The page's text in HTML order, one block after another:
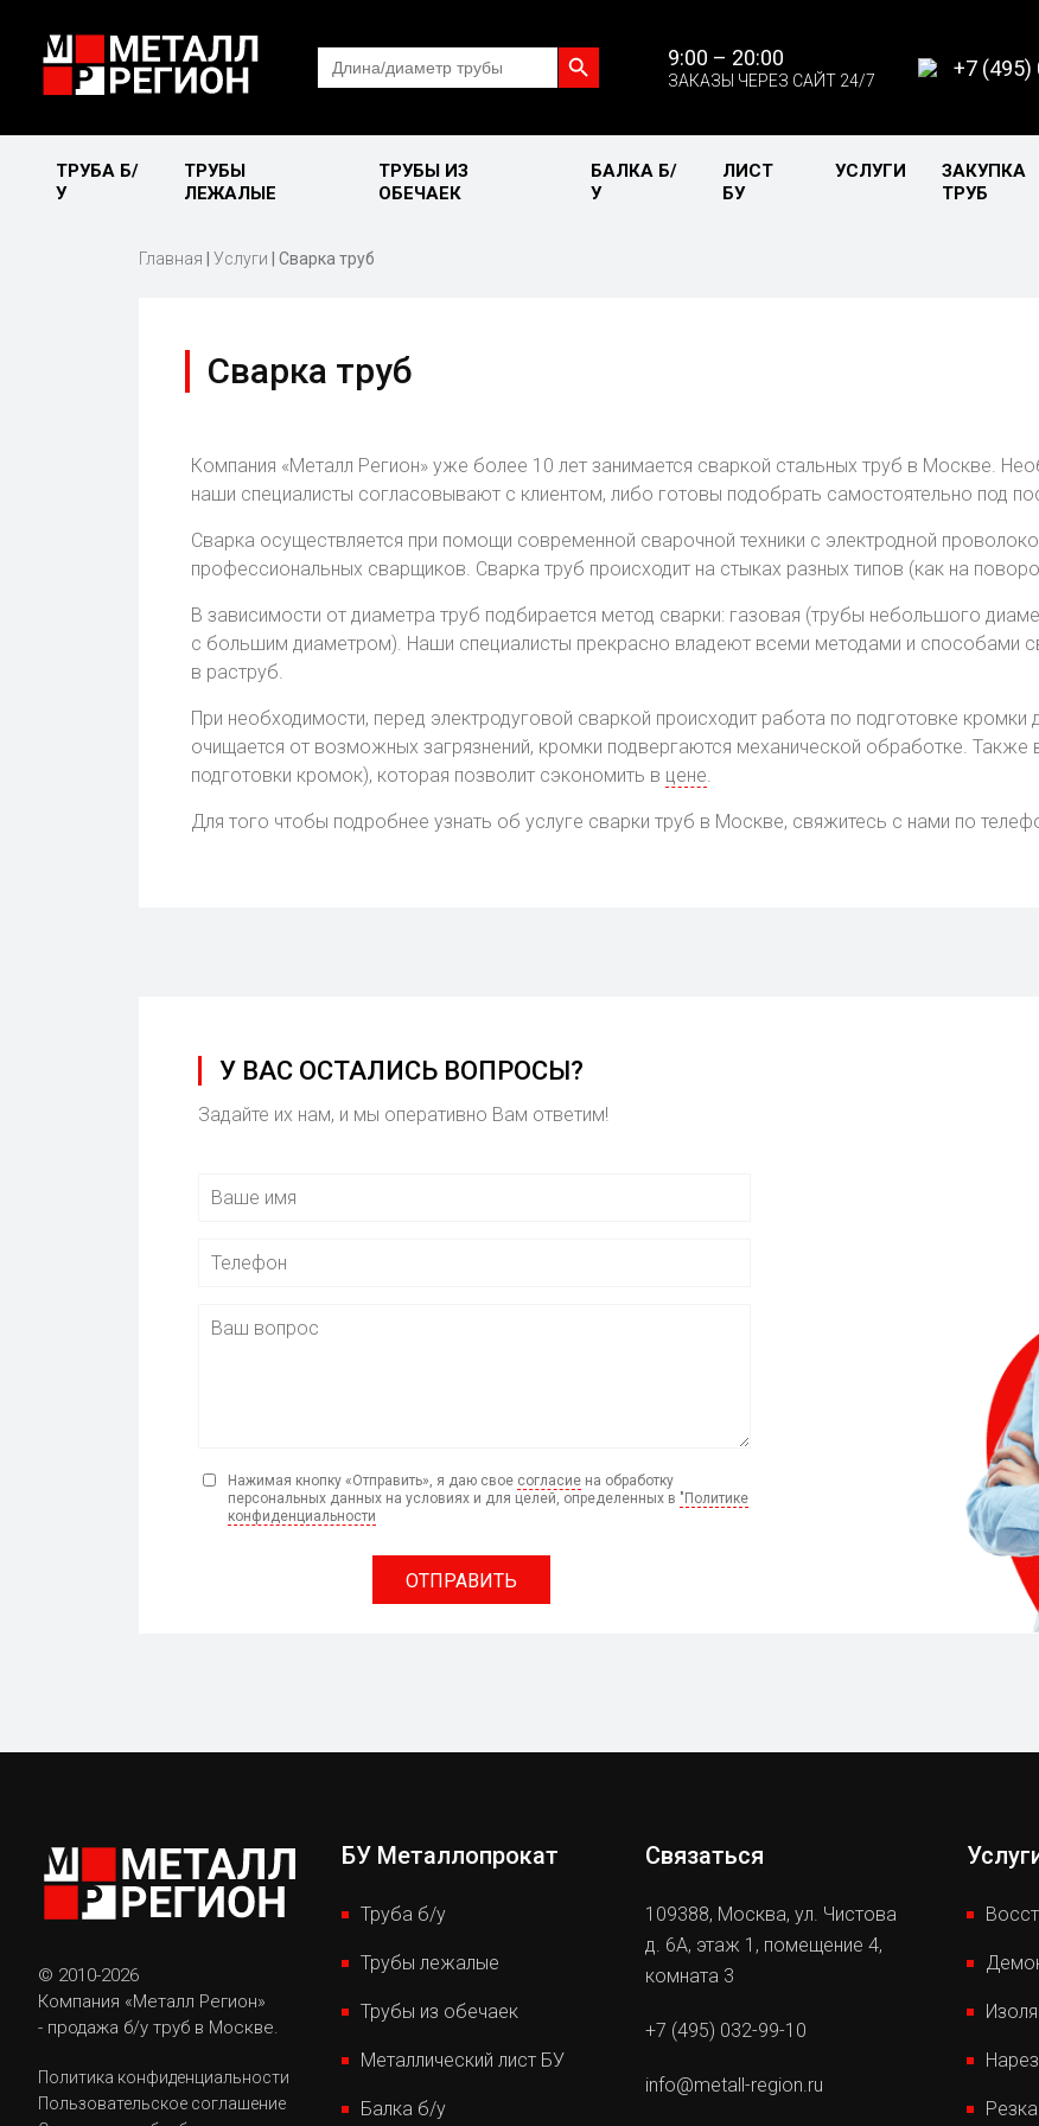
Search
for:
Search Button 9:00 – 20:00
ЗАКАЗЫ ЧЕРЕЗ САЙТ 24/7 +7 (495)
ТРУБА Б/
У
ТРУБЫ
ЛЕЖАЛЫЕ
ТРУБЫ ИЗ
ОБЕЧАЕК
БАЛКА Б/
У
ЛИСТ
БУ
УСЛУГИ
ЗАКУПКА
ТРУБ
Главная Услуги Сварка труб
Сварка труб
Компания «Металл Регион» уже более 10 лет занимается сваркой стальных труб в Москве.
наши специалисты согласовывают с клиентом, либо готовы подобрать самостоятельно под
Сварка осуществляется при помощи современной сварочной техники с электродной
профессиональных сварщиков. Сварка труб происходит на стыках разных типов (как на
В зависимости от диаметра труб подбирается метод сварки: газовая (трубы небольшого
с большим диаметром). Наши специалисты прекрасно владеют всеми методами и способами
в раструб.
При необходимости, перед электродуговой сваркой происходит работа по подготовке кромки
очищается от возможных загрязнений, кромки подвергаются механической обработке.
подготовки кромок), которая позволит сэкономить в цене.
Для того чтобы подробнее узнать об услуге сварки труб в Москве, свяжитесь с нами по
У ВАС ОСТАЛИСЬ ВОПРОСЫ?
Задайте их нам, и мы оперативно Вам ответим!
Нажимая кнопку «Отправить», я даю свое согласиена обработку
персональных данных на условиях и для целей, определенных в "Политике
конфиденциальности
© 2010-2026
Компания «Металл Регион»
- продажа б/у труб в Москве.
Политика конфиденциальности
Пользовательское соглашение
БУ Металлопрокат
Труба б/у
Трубы лежалые
Трубы из обечаек
Металлический лист БУ
Балка б/у
Связаться
109388, Москва, ул. Чистова
д. 6А, этаж 1, помещение 4,
комната 3
+7 (495) 032-99-10
info@metall-region.ru